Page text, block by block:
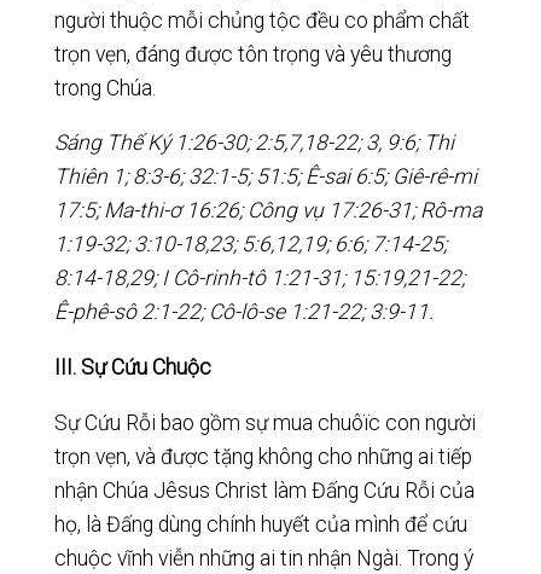
người thuộc mỗi chủng tộc đều co phẩm chất
trọn vẹn, đáng được tôn trọng và yêu thương
trong Chúa.
Sáng Thế Ký 1:26-30; 2:5,7,18-22; 3, 9:6; Thi
Thiên 1; 8:3-6; 32:1-5; 51:5; Ê-sai 6:5; Giê-rê-mi
17:5; Ma-thi-ơ 16:26; Công vụ 17:26-31; Rô-ma
1:19-32; 3:10-18,23; 5:6,12,19; 6:6; 7:14-25;
8:14-18,29; I Cô-rinh-tô 1:21-31; 15:19,21-22;
Ê-phê-sô 2:1-22; Cô-lô-se 1:21-22; 3:9-11.
III. Sự Cứu Chuộc
Sự Cứu Rỗi bao gồm sự mua chuôïc con người
trọn vẹn, và được tặng không cho những ai tiếp
nhận Chúa Jêsus Christ làm Đấng Cứu Rỗi của
họ, là Đấng dùng chính huyết của mình để cứu
chuộc vĩnh viễn những ai tin nhận Ngài. Trong ý